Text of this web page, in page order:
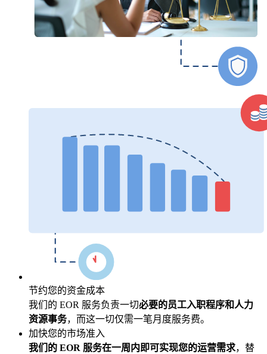
节约您的资金成本
我们的 EOR 服务负责一切必要的员工入职程序和人力
资源事务，而这一切仅需一笔月度服务费。
加快您的市场准入
我们的 EOR 服务在一周内即可实现您的运营需求，替